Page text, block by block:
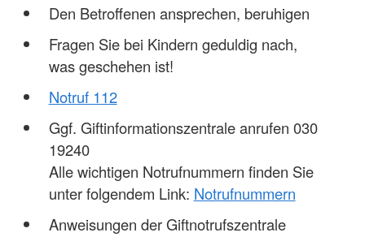
Den Betroffenen ansprechen, beruhigen
Fragen Sie bei Kindern geduldig nach,
was geschehen ist!
Notruf 112
Ggf. Giftinformationszentrale anrufen 030
19240
Alle wichtigen Notrufnummern finden Sie
unter folgendem Link: Notrufnummern
Anweisungen der Giftnotrufszentrale